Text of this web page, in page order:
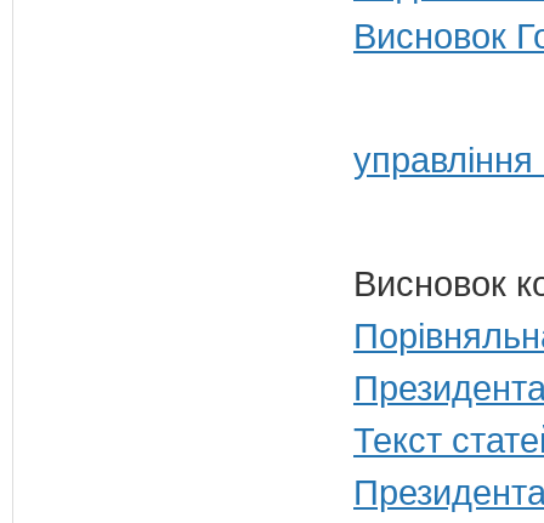
Висновок
Висновок
Текст